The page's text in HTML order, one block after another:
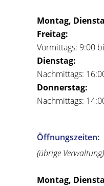
Montag,
Freitag:
Vormittags: 9:00
Dienstag:
Nachmittags:
Donnerstag:
Nachmittags:
Öffnungszeiten:
(übrige Verwaltung)
Montag,